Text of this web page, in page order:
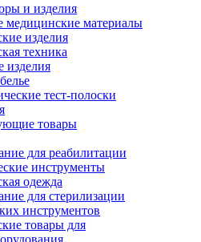
и изделия
медицинские материалы
изделия
техника
тест-полоски
товары
для реабилитации
инструменты
одежда
для стерилизации
инструментов
товары для